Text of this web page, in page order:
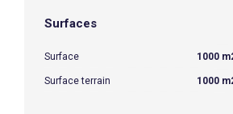
Surfaces
Surface 1000
Surface terrain 1000